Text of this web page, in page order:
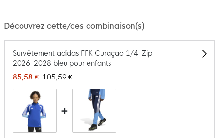
Découvrez cette/ces combinaison(s)
Survêtement adidas FFK Curaçao 1/4-Zip
2026-2028 bleu pour enfants
85,58 € 105,59 €
+